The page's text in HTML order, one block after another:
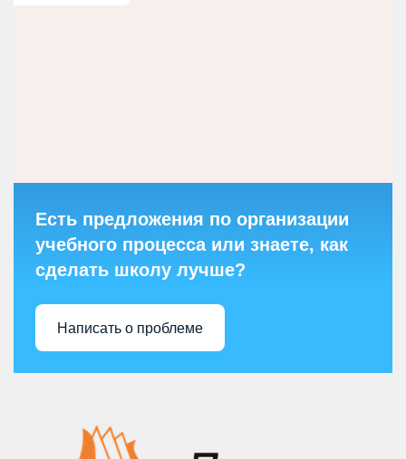
Есть предложения по организации
учебного процесса или знаете, как
сделать школу лучше?
Написать о проблеме